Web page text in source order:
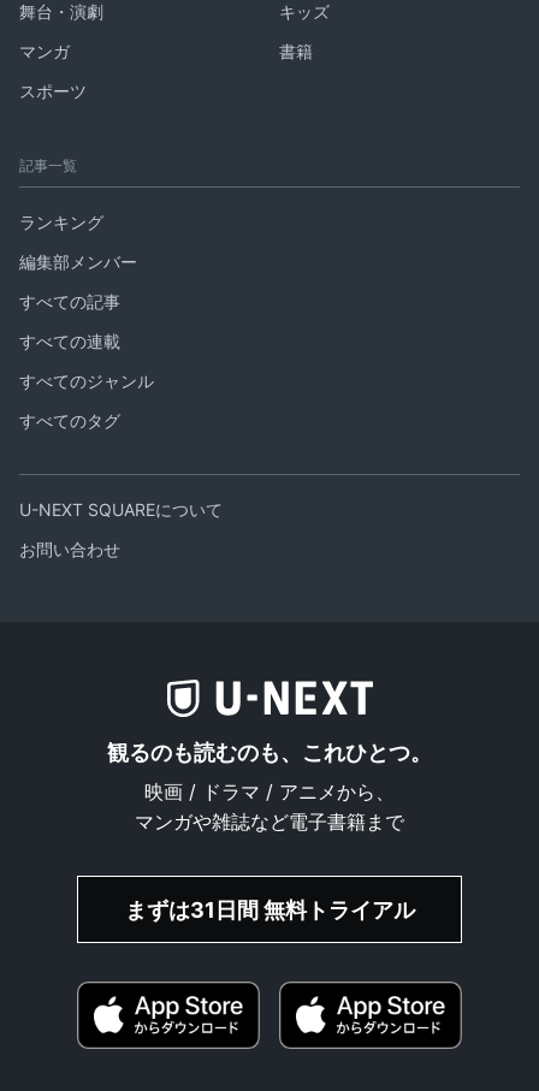
舞台・演劇
キッズ
マンガ
書籍
スポーツ
記事一覧
ランキング
編集部メンバー
すべての記事
すべての連載
すべてのジャンル
すべてのタグ
U-NEXT SQUAREについて
お問い合わせ
観るのも読むのも、これひとつ。
映画 / ドラマ / アニメから、
マンガや雑誌など電子書籍まで
まずは31日間 無料トライアル